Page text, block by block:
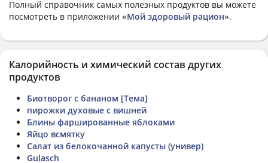
Полный справочник самых полезных продуктов вы можете
посмотреть в приложении «Мой здоровый рацион».
Калорийность и химический состав других
продуктов
Биотворог с бананом [Тема]
пирожки духовые с вишней
Блины фаршированные яблоками
Яйцо всмятку
Салат из белокочанной капусты (универ)
Gulasch